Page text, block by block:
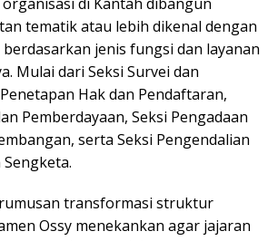
di Kantah dibangun
tematik atau lebih dikenal dengan
jenis fungsi dan layanan
Mulai dari Seksi Survei dan
Hak dan Pendaftaran,
Pemberdayaan, Seksi Pengadaan
serta Seksi Pengendalian
transformasi struktur
Ossy menekankan agar jajaran